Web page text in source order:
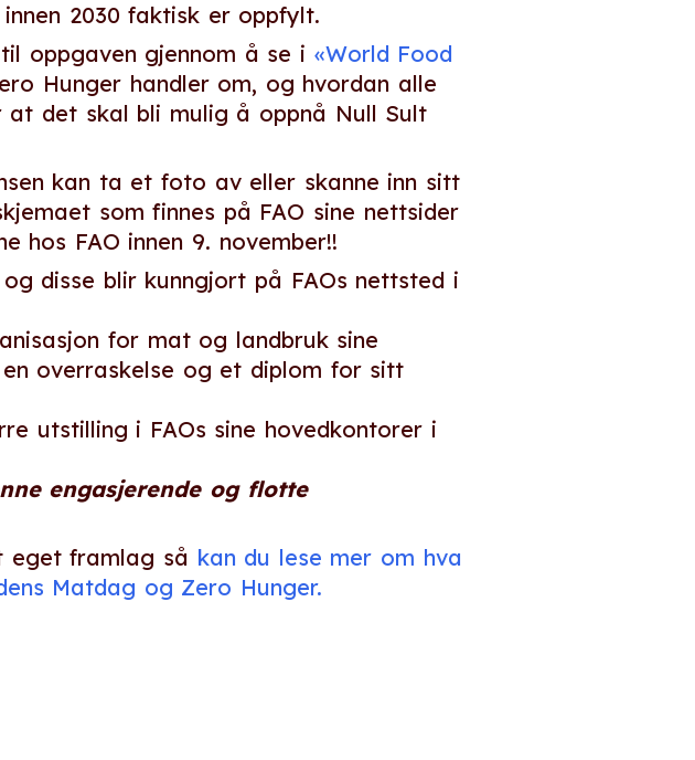
2030 faktisk er oppfylt.
oppgaven gjennom å se i «World Food
Hunger handler om, og hvordan alle
det skal bli mulig å oppnå Null Sult
kan ta et foto av eller skanne inn sitt
som finnes på FAO sine nettsider
hos FAO innen 9. november!!
disse blir kunngjort på FAOs nettsted i
for mat og landbruk sine
overraskelse og et diplom for sitt
utstilling i FAOs sine hovedkontorer i
engasjerende og flotte
eget framlag så kan du lese mer om hva
Matdag og Zero Hunger.